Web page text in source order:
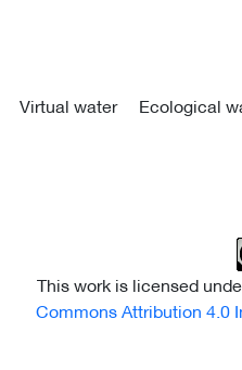
Virtual water Ecological
This work is licensed
Commons Attribution 4.0